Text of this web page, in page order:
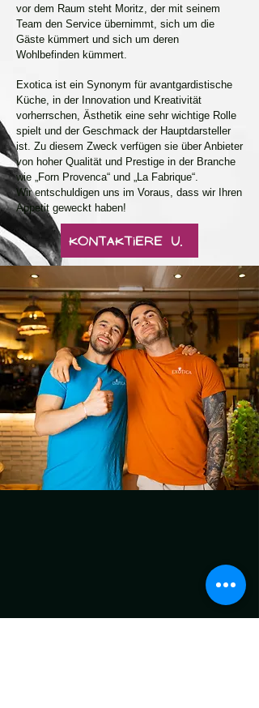
vor dem Raum steht Moritz, der mit seinem
Team den Service übernimmt, sich um die
Gäste kümmert und sich um deren
Wohlbefinden kümmert.
Exotica ist ein Synonym für avantgardistische
Küche, in der Innovation und Kreativität
vorherrschen, Ästhetik eine sehr wichtige Rolle
spielt und der Geschmack der Hauptdarsteller
ist. Zu diesem Zweck verfügen sie über Anbieter
von hoher Qualität und Prestige in der Branche
wie „Forn Provenca“ und „La Fabrique“.
Wir entschuldigen uns im Voraus, dass wir Ihren
Appetit geweckt haben!